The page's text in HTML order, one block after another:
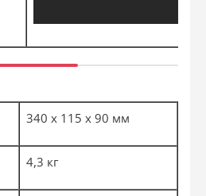
340 х 115 х 90 мм
4,3 кг